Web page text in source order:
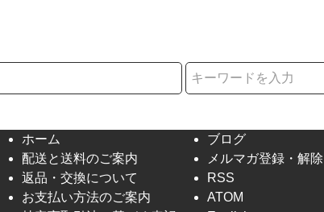
ホーム
配送と送料のご案内
返品・交換について
お支払い方法のご案内
ブログ
メルマガ登録・解除
RSS
ATOM